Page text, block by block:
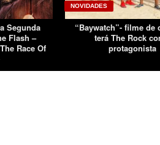
Segunda
Flash –
Race Of
NOVIDADES
“Baywatch”- filme de
terá The Rock
protagonista